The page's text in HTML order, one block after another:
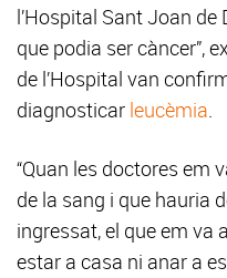
l’Hospital Sant Joan
que podia ser càncer”,
de l’Hospital van
diagnosticar leucèmia.
“Quan les doctores em
de la sang i que hauria
ingressat, el que em va
estar a casa ni anar a